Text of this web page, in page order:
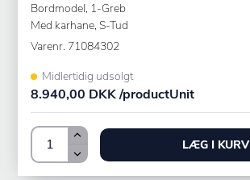
Bordmodel, 1-Greb
Med karhane, S-Tud
Varenr. 71084302
Midlertidig udsolgt
8.940,00 DKK /productUnit
LÆG I KURV